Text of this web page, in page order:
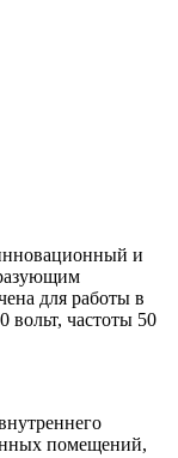
и
для работы в
вольт, частоты 50
помещений,